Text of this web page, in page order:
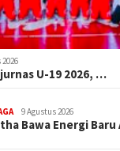
U-19 2026, …
9 Agustus 2026
Bawa Energi